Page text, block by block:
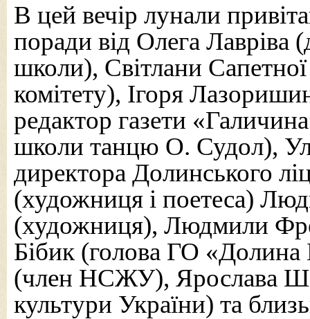
В цей вечір лунали
поради від Олега Лавріва
школи), Світлани
комітету), Ігоря
редактор газети
школи танцю О. Судол),
директора Долинського
(художниця і поетеса)
(художниця), Людмили
Бібик (голова ГО «Долина
(член НСЖУ), Ярослава
культури України) та